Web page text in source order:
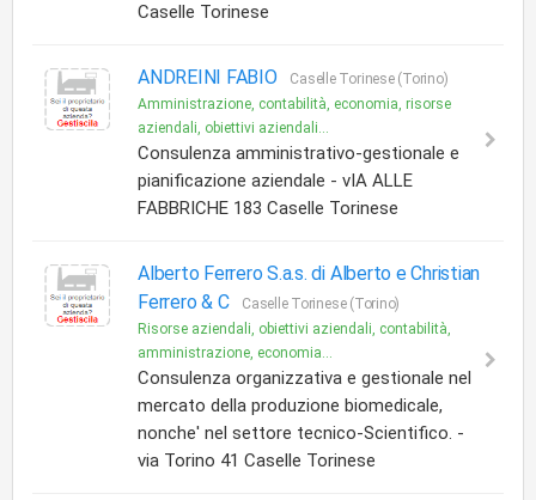
Caselle Torinese
ANDREINI FABIO
Caselle Torinese (Torino)
Amministrazione, contabilità, economia, risorse
aziendali, obiettivi aziendali...
Consulenza amministrativo-gestionale e
pianificazione aziendale - vIA ALLE
FABBRICHE 183 Caselle Torinese
Alberto Ferrero S.a.s. di Alberto e Christian
Ferrero & C
Caselle Torinese (Torino)
Risorse aziendali, obiettivi aziendali, contabilità,
amministrazione, economia...
Consulenza organizzativa e gestionale nel
mercato della produzione biomedicale,
nonche' nel settore tecnico-Scientifico. -
via Torino 41 Caselle Torinese